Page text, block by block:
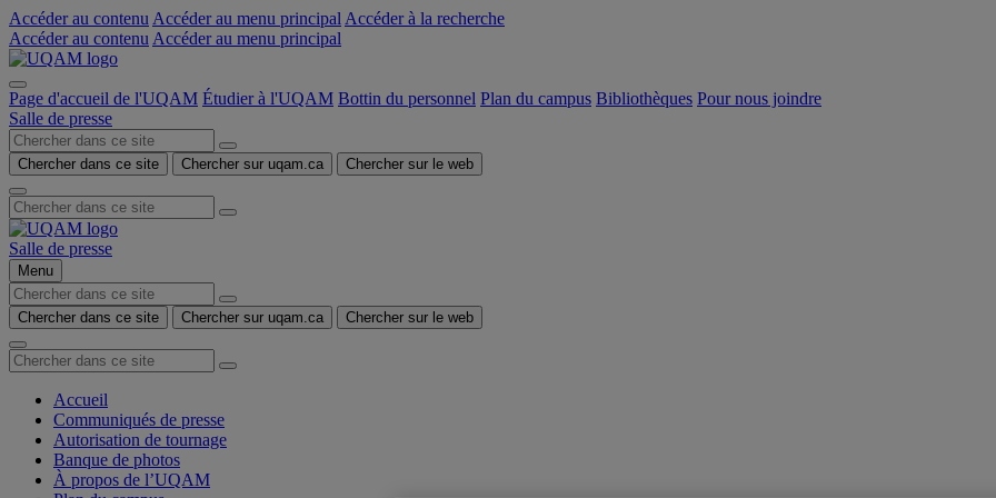
Accéder au contenu Accéder au menu principal Accéder à la recherche
Accéder au contenu Accéder au menu principal
Page d'accueil de l'UQAM Étudier à l'UQAM Bottin du personnel Plan du campus Bibliothèques Pour nous joindre
Salle de presse
Chercher dans ce site Chercher sur uqam.ca Chercher sur le web
Salle de presse
Menu
Chercher dans ce site Chercher sur uqam.ca Chercher sur le web
Accueil
Communiqués de presse
Autorisation de tournage
Banque de photos
À propos de l’UQAM